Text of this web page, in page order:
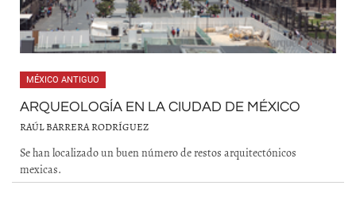
MÉXICO ANTIGUO
ARQUEOLOGÍA EN LA CIUDAD DE MÉXICO
RAÚL BARRERA RODRÍGUEZ
Se han localizado un buen número de restos arquitectónicos
mexicas.